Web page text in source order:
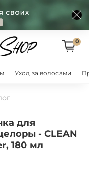
0
Уход за волосами
для
- CLEAN
180 мл